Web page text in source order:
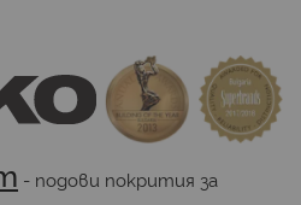
- подови покрития за